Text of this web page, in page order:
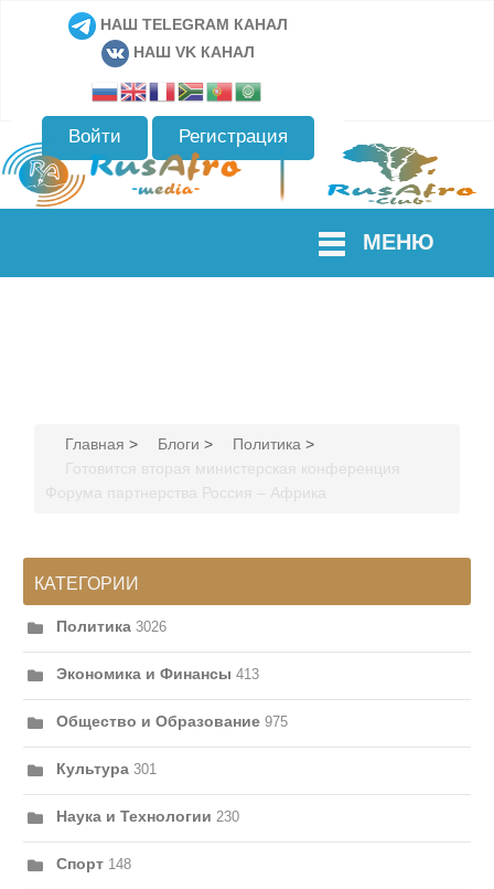
НАШ TELEGRAM КАНАЛ
НАШ VK КАНАЛ
Войти Регистрация
МЕНЮ
Главная > Блоги > Политика >
Готовится вторая министерская конференция
Форума партнерства Россия – Африка
КАТЕГОРИИ
Политика 3026
Экономика и Финансы 413
Общество и Образование 975
Культура 301
Наука и Технологии 230
Спорт 148